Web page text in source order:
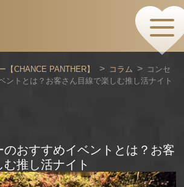
コンセプト
GIRLS
MENU
メニュー・料金
EVENTS
イベント情報
【CHANCE PANTHER】 コラム
コンセ
ントとは？お客さん目線で楽しむ推し活ナイト
のおすすめイベントとは？お客
推し活ナイト